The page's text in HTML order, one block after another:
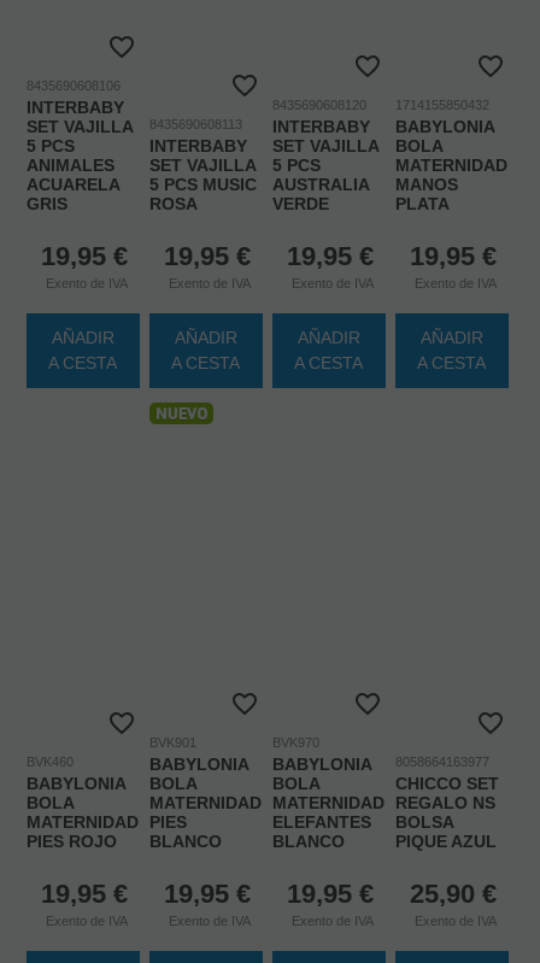
8435690608106
INTERBABY
SET VAJILLA
5 PCS
ANIMALES
ACUARELA
GRIS
19,95 €
Exento de IVA
AÑADIR
A CESTA
8435690608113
INTERBABY
SET VAJILLA
5 PCS MUSIC
ROSA
19,95 €
Exento de IVA
AÑADIR
A CESTA
8435690608120
INTERBABY
SET VAJILLA
5 PCS
AUSTRALIA
VERDE
19,95 €
Exento de IVA
AÑADIR
A CESTA
1714155850432
BABYLONIA
BOLA
MATERNIDAD
MANOS
PLATA
19,95 €
Exento de IVA
AÑADIR
A CESTA
BVK460
BABYLONIA
BOLA
MATERNIDAD
PIES ROJO
19,95 €
Exento de IVA
BVK901
BABYLONIA
BOLA
MATERNIDAD
PIES
BLANCO
19,95 €
Exento de IVA
BVK970
BABYLONIA
BOLA
MATERNIDAD
ELEFANTES
BLANCO
19,95 €
Exento de IVA
8058664163977
CHICCO SET
REGALO NS
BOLSA
PIQUE AZUL
25,90 €
Exento de IVA